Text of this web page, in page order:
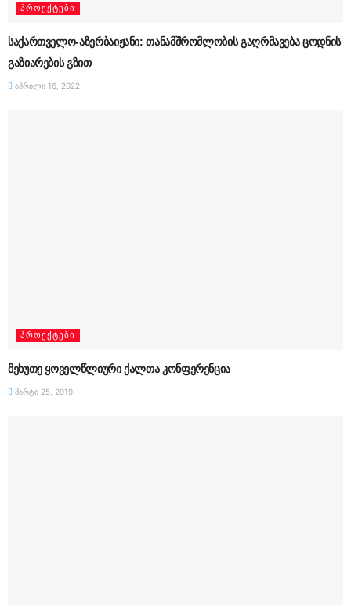
ᲞᲠᲝᲔᲥᲢᲔᲑᲘ
საქართველო-აზერბაიჟანი: თანამშრომლობის გაღრმავება ცოდნის
გაზიარების გზით
აპრილი 16, 2022
ᲞᲠᲝᲔᲥᲢᲔᲑᲘ
მეხუთე ყოველწლიური ქალთა კონფერენცია
მარტი 25, 2019